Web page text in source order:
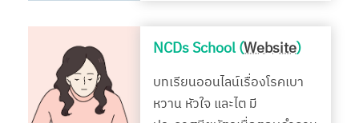
NCDs School (Website)
บทเรียนออนไลน์เรื่องโรคเบา
หวาน หัวใจ และไต มี